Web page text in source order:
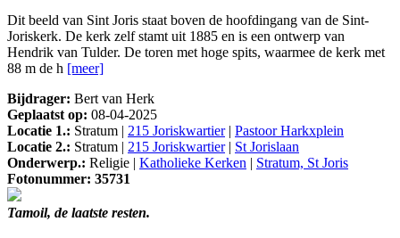
Dit beeld van Sint Joris staat boven de hoofdingang van de Sint-
Joriskerk. De kerk zelf stamt uit 1885 en is een ontwerp van
Hendrik van Tulder. De toren met hoge spits, waarmee de kerk met
88 m de h [meer]
Bijdrager: Bert van Herk
Geplaatst op: 08-04-2025
Locatie 1.: Stratum | 215 Joriskwartier| Pastoor Harkxplein
Locatie 2.: Stratum | 215 Joriskwartier| St Jorislaan
Onderwerp.: Religie | Katholieke Kerken | Stratum, St Joris
Fotonummer: 35731
Tamoil, de laatste resten.